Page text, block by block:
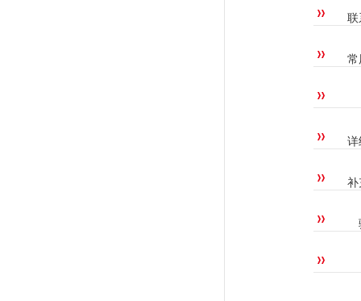
联
常
详
补